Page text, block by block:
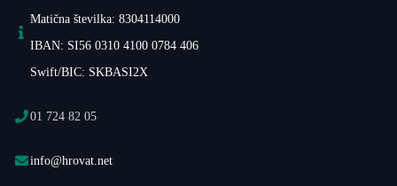
Matična številka: 8304114000
IBAN: SI56 0310 4100 0784 406
Swift/BIC: SKBASI2X
01 724 82 05
info@hrovat.net